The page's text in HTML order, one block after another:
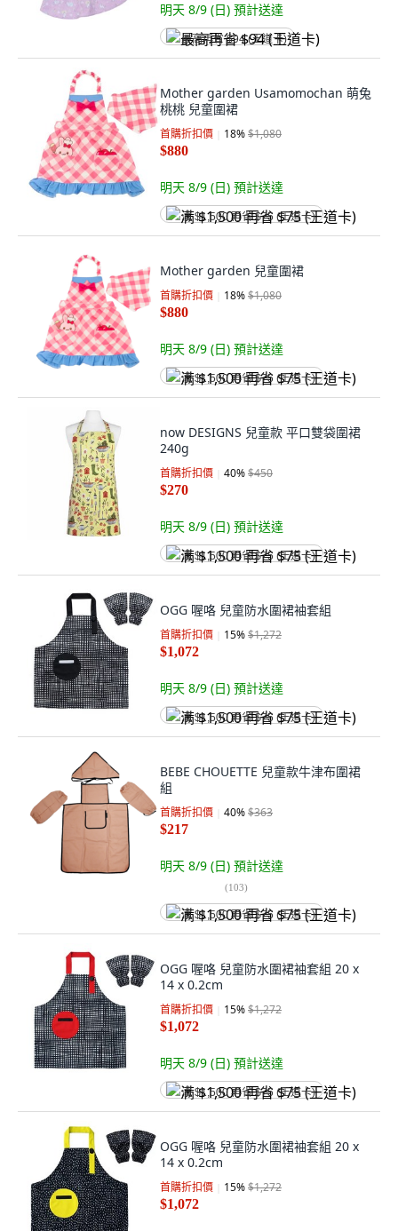
明天 8/9 (日) 預計送達
最高再省 $94 (王道卡)
Mother garden Usamomochan 萌兔
桃桃 兒童圍裙
首購折扣價 18%$1,080
$880
明天 8/9 (日) 預計送達
满 $1,500 再省 $75 (王道卡)
Mother garden 兒童圍裙
首購折扣價 18%$1,080
$880
明天 8/9 (日) 預計送達
满 $1,500 再省 $75 (王道卡)
now DESIGNS 兒童款 平口雙袋圍裙
240g
首購折扣價 40%$450
$270
明天 8/9 (日) 預計送達
满 $1,500 再省 $75 (王道卡)
OGG 喔咯 兒童防水圍裙袖套組
首購折扣價 15%$1,272
$1,072
明天 8/9 (日) 預計送達
满 $1,500 再省 $75 (王道卡)
BEBE CHOUETTE 兒童款牛津布圍裙
組
首購折扣價 40%$363
$217
明天 8/9 (日) 預計送達
(103)
满 $1,500 再省 $75 (王道卡)
OGG 喔咯 兒童防水圍裙袖套組 20 x
14 x 0.2cm
首購折扣價 15%$1,272
$1,072
明天 8/9 (日) 預計送達
满 $1,500 再省 $75 (王道卡)
OGG 喔咯 兒童防水圍裙袖套組 20 x
14 x 0.2cm
首購折扣價 15%$1,272
$1,072